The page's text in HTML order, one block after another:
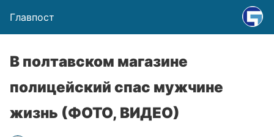
Главпост
В полтавском магазине
полицейский спас мужчине
жизнь (ФОТО, ВИДЕО)